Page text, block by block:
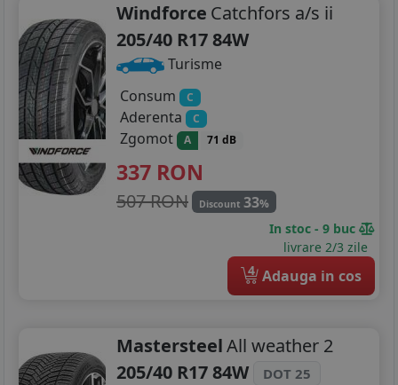
Windforce Catchfors a/s ii
205/40 R17 84W
Turisme
Consum
C
Aderenta C
Zgomot A 71 dB
337 RON
507 RON Discount 33%
In stoc - 9 buc
livrare 2/3 zile
4 Adauga in cos
MastersteelAll weather 2
205/40 R17 84W
DOT 25